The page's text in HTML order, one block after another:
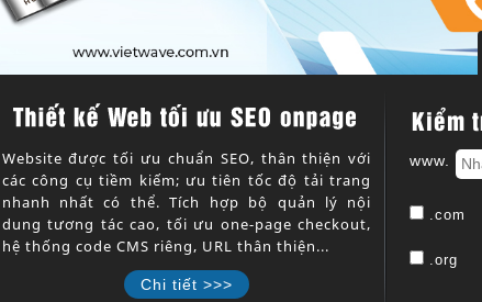
Website được tối ưu chuẩn SEO, thân thiện với
các công cụ tiềm kiếm; ưu tiên tốc độ tải trang
nhanh nhất có thể. Tích hợp bộ quản lý nội
dung tương tác cao, tối ưu one-page checkout,
hệ thống code CMS riêng, URL thân thiện...
Chi tiết >>>
Kiểm
www.
.com
.org